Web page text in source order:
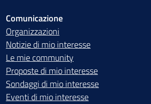
Comunicazione
Organizzazioni
Notizie di mio interesse
Le mie community
Proposte di mio interesse
Sondaggi di mio interesse
Eventi di mio interesse